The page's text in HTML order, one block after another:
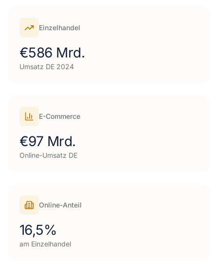
Einzelhandel
€586 Mrd.
Umsatz DE 2024
E-Commerce
€97 Mrd.
Online-Umsatz DE
Online-Anteil
16,5%
am Einzelhandel